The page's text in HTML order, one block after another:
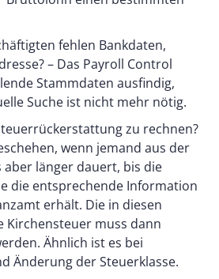
fehlen Bankdaten,
– Das Payroll Control
Stammdaten ausfindig,
Suche ist nicht mehr nötig.
zu rechnen?
wenn jemand aus der
länger dauert, bis die
die entsprechende Information
erhält. Die in diesen
Kirchensteuer muss dann
Ähnlich ist es bei
Änderung der Steuerklasse.